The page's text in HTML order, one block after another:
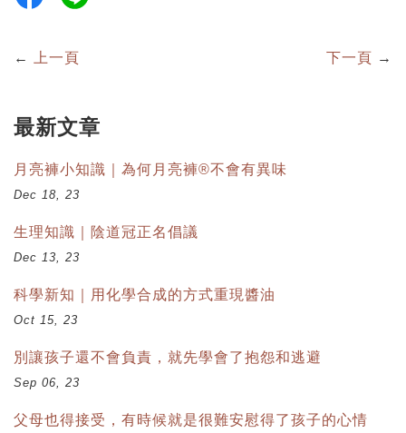
← 上一頁 下一頁 →
最新文章
月亮褲小知識｜為何月亮褲®不會有異味
Dec 18, 23
生理知識｜陰道冠正名倡議
Dec 13, 23
科學新知｜用化學合成的方式重現醬油
Oct 15, 23
別讓孩子還不會負責，就先學會了抱怨和逃避
Sep 06, 23
父母也得接受，有時候就是很難安慰得了孩子的心情